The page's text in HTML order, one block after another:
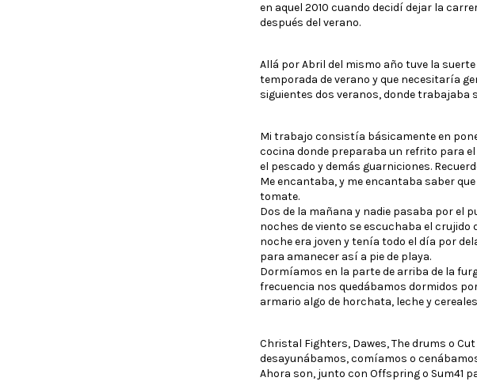
en aquel 2010 cuando decidí dejar la
después del verano.
Allá por Abril del mismo año tuve la
temporada de verano y que necesitaría
siguientes dos veranos, donde trabajaba
Mi trabajo consistía básicamente en
cocina donde preparaba un refrito para
el pescado y demás guarniciones.
Me encantaba, y me encantaba saber
tomate.
Dos de la mañana y nadie pasaba por el
noches de viento se escuchaba el
noche era joven y tenía todo el día por
para amanecer así a pie de playa.
Dormíamos en la parte de arriba de la
frecuencia nos quedábamos dormidos
armario algo de horchata, leche y
Christal Fighters, Dawes, The drums o
desayunábamos, comíamos o
Ahora son, junto con Offspring o Sum41